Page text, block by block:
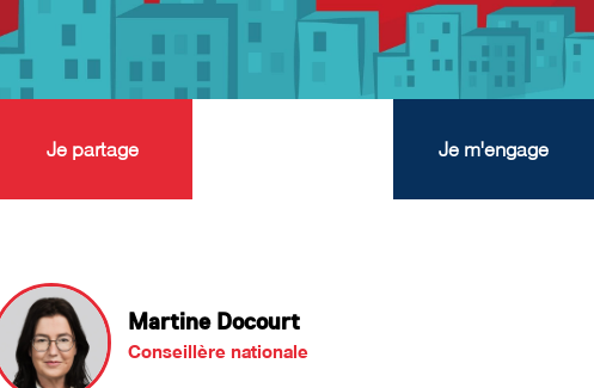
Je partage Je m'engage
Martine Docourt
Conseillère nationale